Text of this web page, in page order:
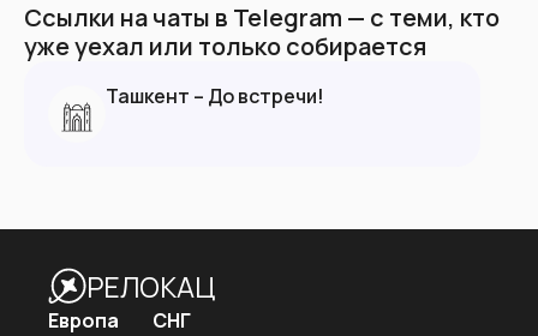
Ссылки на чаты в Telegram — с теми, кто
уже уехал или только собирается
Ташкент – До встречи!
РЕЛОКАЦ
Европа СНГ